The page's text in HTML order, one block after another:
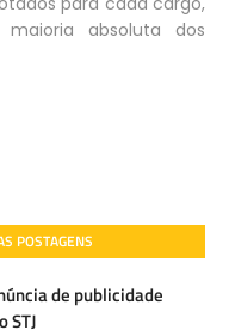
absoluta dos
POSTAGENS
de publicidade
STJ